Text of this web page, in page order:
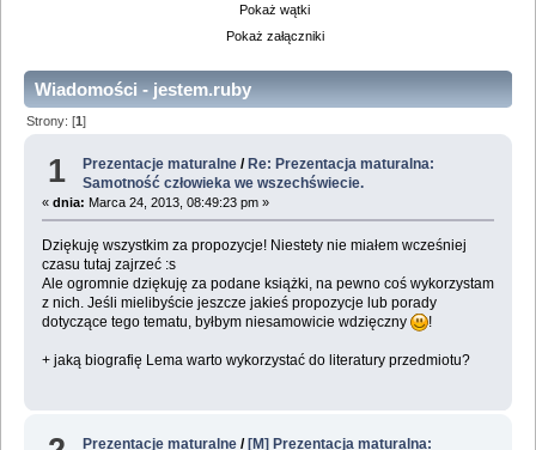
Pokaż wątki
Pokaż załączniki
Wiadomości - jestem.ruby
Strony: [1]
1 Prezentacje maturalne / Re: Prezentacja maturalna:
Samotność człowieka we wszechświecie.
« dnia: Marca 24, 2013, 08:49:23 pm »
Dziękuję wszystkim za propozycje! Niestety nie miałem wcześniej
czasu tutaj zajrzeć :s
Ale ogromnie dziękuję za podane książki, na pewno coś wykorzystam
z nich. Jeśli mielibyście jeszcze jakieś propozycje lub porady
dotyczące tego tematu, byłbym niesamowicie wdzięczny
!
+ jaką biografię Lema warto wykorzystać do literatury przedmiotu?
Prezentacje maturalne /[M] Prezentacja maturalna: